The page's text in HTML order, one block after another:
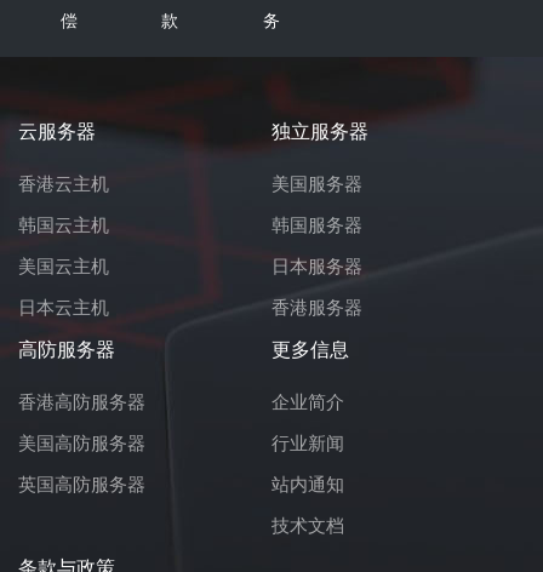
偿 款 务
云服务器
香港云主机
韩国云主机
美国云主机
日本云主机
独立服务器
美国服务器
韩国服务器
日本服务器
香港服务器
高防服务器
香港高防服务器
美国高防服务器
英国高防服务器
更多信息
企业简介
行业新闻
站内通知
技术文档